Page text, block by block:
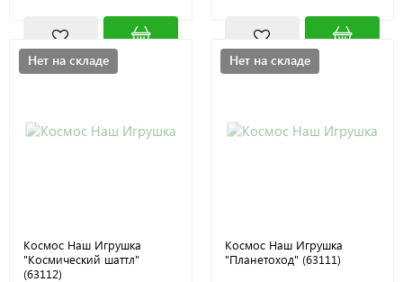
Нет на складе
Космос Наш Игрушка
"Космический шаттл"
(63112)
Нет на складе
Космос Наш Игрушка
"Планетоход" (63111)